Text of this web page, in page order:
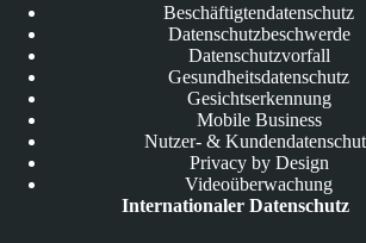
Beschäftigtendatenschutz
Datenschutzbeschwerde
Datenschutzvorfall
Gesundheitsdatenschutz
Gesichtserkennung
Mobile Business
Nutzer- &
Privacy by Design
Videoüberwachung
Internationaler Datenschutz